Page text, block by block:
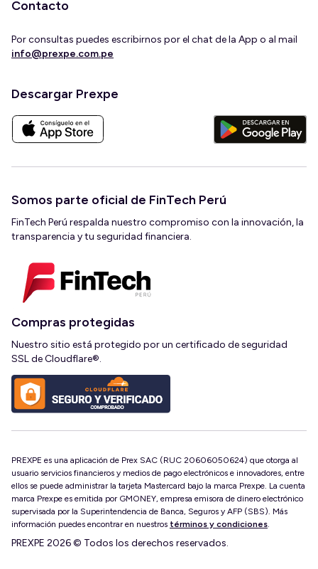
Contacto
Por consultas puedes escribirnos por el chat de la App o al mail
info@prexpe.com.pe
Descargar Prexpe
Somos parte oficial de FinTech Perú
FinTech Perú respalda nuestro compromiso con la innovación, la
transparencia y tu seguridad financiera.
Compras protegidas
Nuestro sitio está protegido por un certificado de seguridad
SSL de Cloudflare®.
PREXPE es una aplicación de Prex SAC (RUC 20606050624) que otorga al
usuario servicios financieros y medios de pago electrónicos e innovadores, entre
ellos se puede administrar la tarjeta Mastercard bajo la marca Prexpe. La cuenta
marca Prexpe es emitida por GMONEY, empresa emisora de dinero electrónico
supervisada por la Superintendencia de Banca, Seguros y AFP (SBS). Más
información puedes encontrar en nuestros términos y condiciones.
PREXPE 2026 © Todos los derechos reservados.